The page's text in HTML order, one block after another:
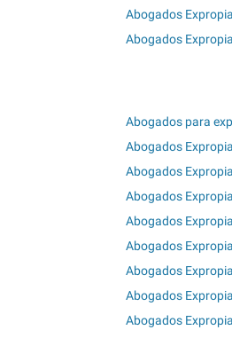
Abogados
Abogados
Abogados para
Abogados
Abogados
Abogados
Abogados
Abogados
Abogados
Abogados
Abogados